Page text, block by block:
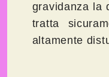
gravidanza la
tratta
altamente